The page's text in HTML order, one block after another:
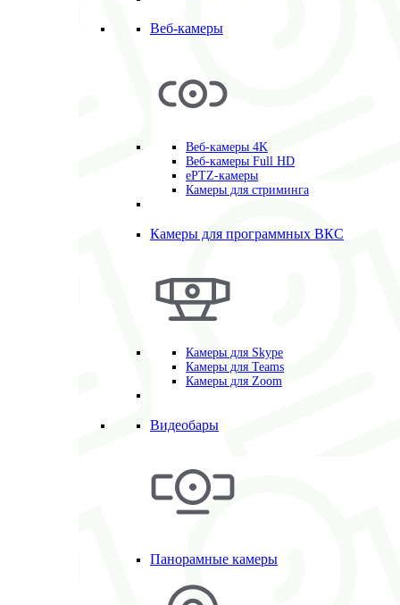
Веб-камеры
Веб-камеры 4K
Веб-камеры Full HD
ePTZ-камеры
Камеры для стриминга
Камеры для программных ВКС
Камеры для Skype
Камеры для Teams
Камеры для Zoom
Видеобары
Панорамные камеры